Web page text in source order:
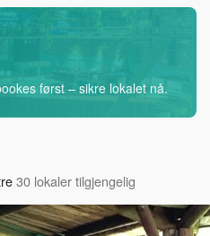
først – sikre lokalet nå.
30 lokaler tilgjengelig